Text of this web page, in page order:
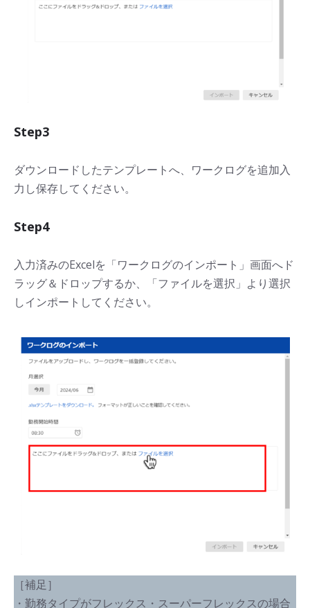
Step3
ダウンロードしたテンプレートへ、ワークログを追加入
力し保存してください。
Step4
入力済みのExcelを「ワークログのインポート」画面へド
ラッグ＆ドロップするか、「ファイルを選択」より選択
しインポートしてください。
［補足］
・勤務タイプがフレックス・スーパーフレックスの場合